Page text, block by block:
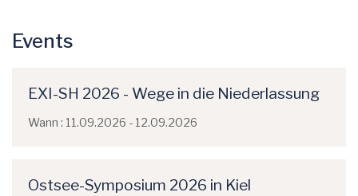
Events
EXI-SH 2026 - Wege in die Niederlassung
Wann : 11.09.2026 - 12.09.2026
Ostsee-Symposium 2026 in Kiel